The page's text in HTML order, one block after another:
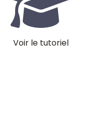
Voir le tutoriel